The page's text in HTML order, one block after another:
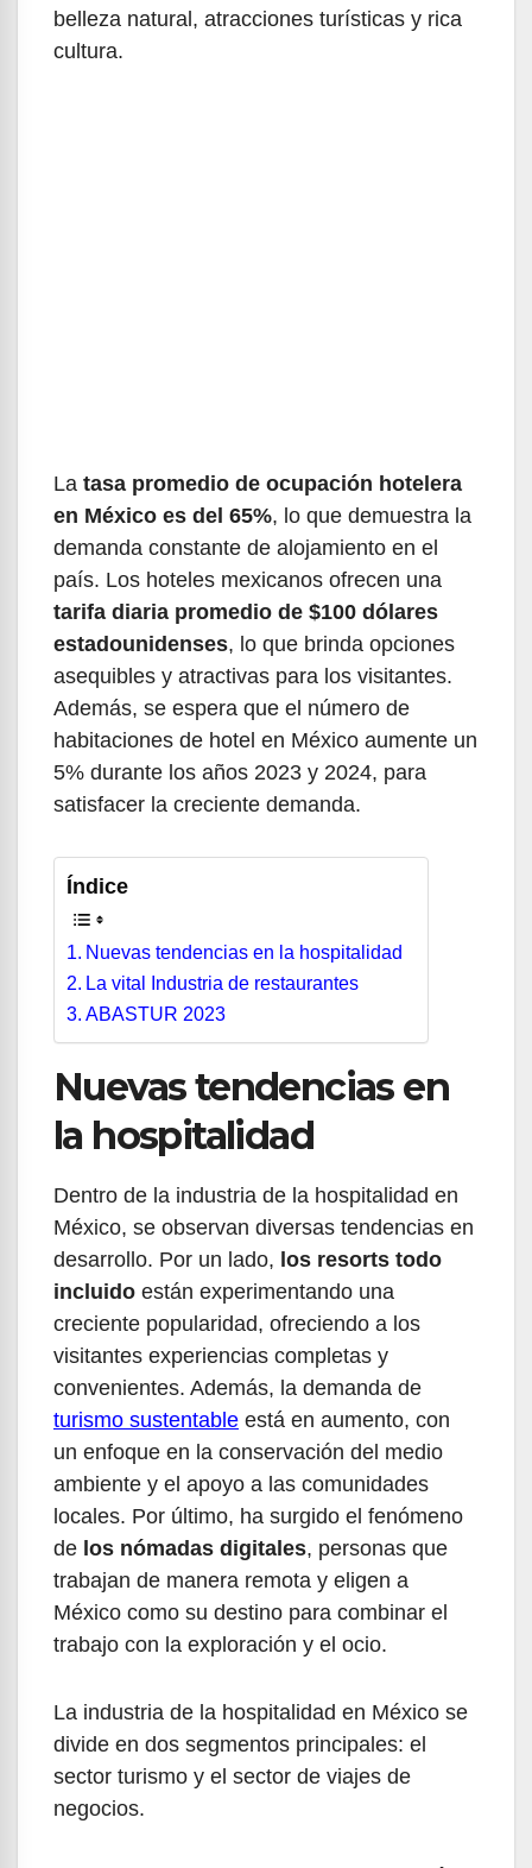
belleza natural, atracciones turísticas y rica
cultura.
La tasa promedio de ocupación hotelera
en México es del 65%, lo que demuestra la
demanda constante de alojamiento en el
país. Los hoteles mexicanos ofrecen una
tarifa diaria promedio de $100 dólares
estadounidenses, lo que brinda opciones
asequibles y atractivas para los visitantes.
Además, se espera que el número de
habitaciones de hotel en México aumente un
5% durante los años 2023 y 2024, para
satisfacer la creciente demanda.
Índice
Nuevas tendencias en la hospitalidad
La vital Industria de restaurantes
ABASTUR 2023
Nuevas tendencias en
la hospitalidad
Dentro de la industria de la hospitalidad en
México, se observan diversas tendencias en
desarrollo. Por un lado, los resorts todo
incluido están experimentando una
creciente popularidad, ofreciendo a los
visitantes experiencias completas y
convenientes. Además, la demanda de
turismo sustentable está en aumento, con
un enfoque en la conservación del medio
ambiente y el apoyo a las comunidades
locales. Por último, ha surgido el fenómeno
de los nómadas digitales, personas que
trabajan de manera remota y eligen a
México como su destino para combinar el
trabajo con la exploración y el ocio.
La industria de la hospitalidad en México se
divide en dos segmentos principales: el
sector turismo y el sector de viajes de
negocios.